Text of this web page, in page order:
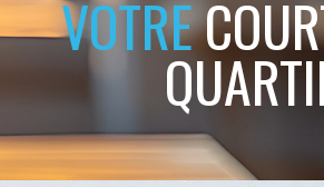
VOTRE